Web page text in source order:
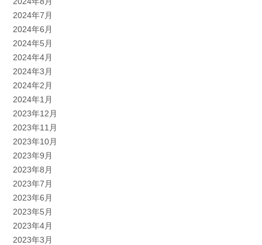
2024年7月
2024年6月
2024年5月
2024年4月
2024年3月
2024年2月
2024年1月
2023年12月
2023年11月
2023年10月
2023年9月
2023年8月
2023年7月
2023年6月
2023年5月
2023年4月
2023年3月